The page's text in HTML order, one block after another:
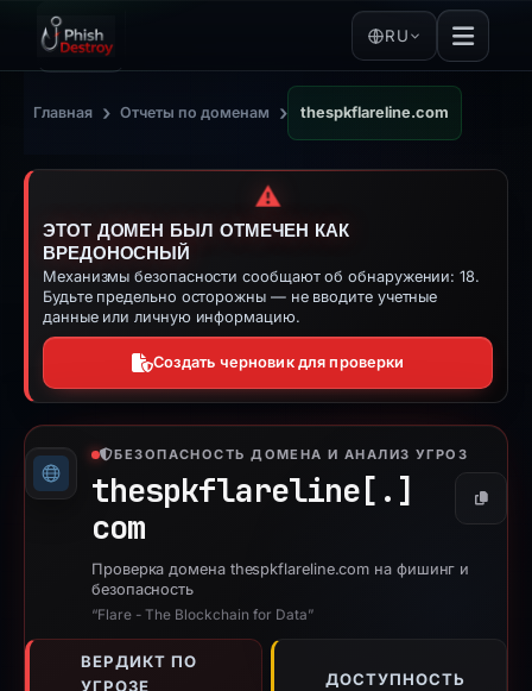
RU
Главная › Отчеты по доменам › thespkflareline.com
⚠️
ЭТОТ ДОМЕН БЫЛ ОТМЕЧЕН КАК
ВРЕДОНОСНЫЙ
Механизмы безопасности сообщают об обнаружении: 18.
Будьте предельно осторожны — не вводите учетные
данные или личную информацию.
Создать черновик для проверки
БЕЗОПАСНОСТЬ ДОМЕНА И АНАЛИЗ УГРОЗ
thespkflareline[.]
com
Проверка домена thespkflareline.com на фишинг и
безопасность
“Flare - The Blockchain for Data”
ВЕРДИКТ ПО
УГРОЗЕ
ДОСТУПНОСТЬ